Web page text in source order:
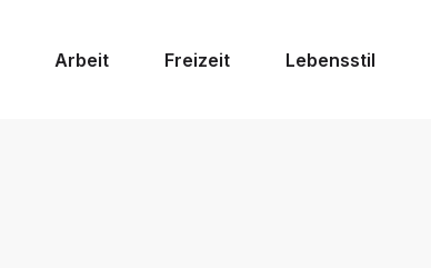
Arbeit Freizeit Lebensstil